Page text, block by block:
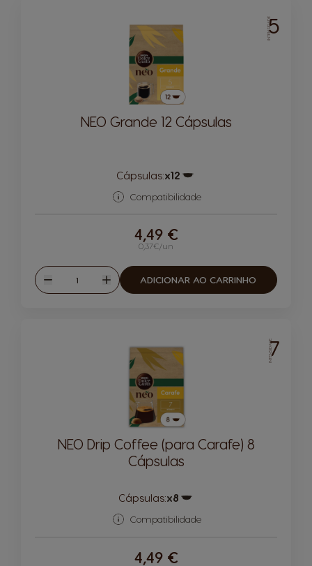
INTENSIDADE5
NEO Grande 12 Cápsulas
Cápsulas:x12
Compatibilidade
0,37€/un
4,49 €
Reduzir
Quantidade
Aumentar
ADICIONAR AO CARRINHO
INTENSIDADE7
NEO Drip Coffee (para Carafe) 8
Cápsulas
Cápsulas:x8
Compatibilidade
4,49 €